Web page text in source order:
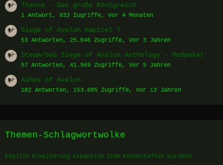
Thance - Das große Königreich
1 Antwort, 933 Zugriffe, Vor 4 Monaten
Siege of Avalon Kapitel 7
53 Antworten, 25.046 Zugriffe, Vor 3 Jahren
Steam/GoG Siege of Avalon Anthology - Modpaket
57 Antworten, 41.569 Zugriffe, Vor 5 Jahren
Ashes of Avalon
182 Antworten, 153.685 Zugriffe, Vor 13 Jahren
Themen-Schlagwortwolke
English Erweiterung expansion Item Kundschafter Kurzmod